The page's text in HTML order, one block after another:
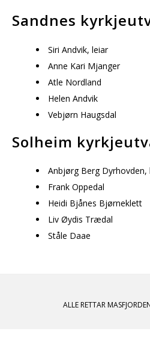
Sandnes
Siri Andvik, leiar
Anne Kari Mjanger
Atle Nordland
Helen Andvik
Vebjørn Haugsdal
Solheim
Anbjørg Berg
Frank Oppedal
Heidi Bjånes
Liv Øydis Trædal
Ståle Daae
ALLE RETTAR